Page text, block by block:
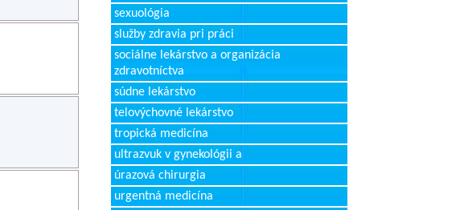
sexuológia
služby zdravia pri práci
sociálne lekárstvo a organizácia
zdravotníctva
súdne lekárstvo
telovýchovné lekárstvo
tropická medicína
ultrazvuk v gynekológii a
úrazová chirurgia
urgentná medicína